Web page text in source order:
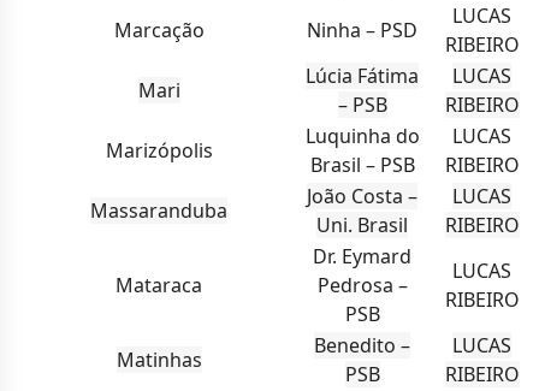
Marcação Ninha – PSD
LUCAS
RIBEIRO
Mari
Lúcia Fátima
– PSB
LUCAS
RIBEIRO
Marizópolis
Luquinha do
Brasil – PSB
LUCAS
RIBEIRO
Massaranduba
João Costa –
Uni. Brasil
LUCAS
RIBEIRO
Mataraca
Dr. Eymard
Pedrosa –
PSB
LUCAS
RIBEIRO
Matinhas
Benedito –
PSB
LUCAS
RIBEIRO